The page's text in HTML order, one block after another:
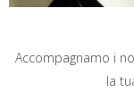
Accompagnamo i
la